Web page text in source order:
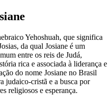
Yehoshuah, que significa
da qual Josiane é um
entre os reis de Judá,
rica e associada à liderança e
do nome Josiane no Brasil
judaico-cristã e a busca por
religiosos e esperança.